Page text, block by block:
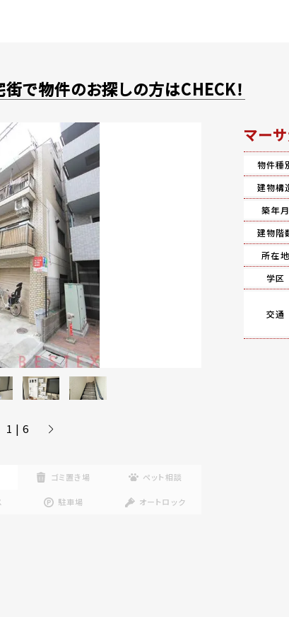
で物件のお探しの方はCHECK！
1 | 6
ゴミ置き場 ペット相談
駐車場 オートロック
マー
物件種
建物構
築年月
建物階
所在地
学区
交通